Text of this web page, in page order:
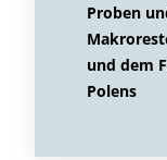
Proben
und dem
Polens